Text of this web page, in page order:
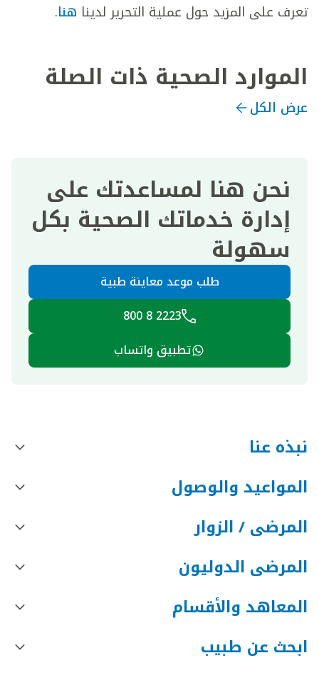
تعرف على المزيد حول عملية التحرير لدينا هنا.
الموارد الصحية ذات الصلة
عرض الكل
نحن هنا لمساعدتك على
إدارة خدماتك الصحية بكل
سهولة
طلب موعد معاينة طبية
2223 8 800
تطبيق واتساب
نبذه عنا
المواعيد والوصول
المرضى / الزوار
المرضى الدوليون
المعاهد والأقسام
ابحث عن طبيب